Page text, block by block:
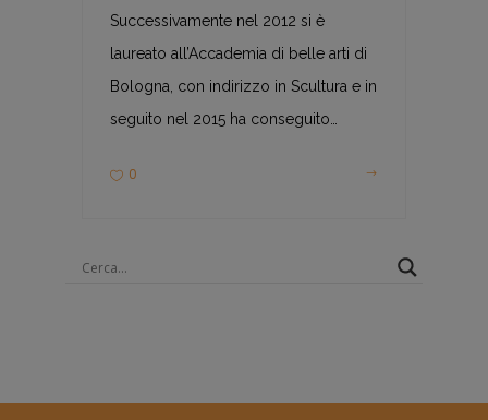
Successivamente nel 2012 si è
laureato all’Accademia di belle arti di
Bologna, con indirizzo in Scultura e in
seguito nel 2015 ha conseguito…
0